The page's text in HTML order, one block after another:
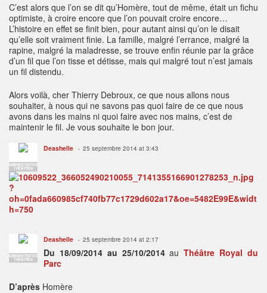
C’est alors que l’on se dit qu’Homère, tout de même, était un fichu
optimiste, à croire encore que l’on pouvait croire encore…
L’histoire en effet se finit bien, pour autant ainsi qu’on le disait
qu’elle soit vraiment finie. La famille, malgré l’errance, malgré la
rapine, malgré la maladresse, se trouve enfin réunie par la grâce
d’un fil que l’on tisse et détisse, mais qui malgré tout n’est jamais
un fil distendu.
Alors voilà, cher Thierry Debroux, ce que nous allons nous
souhaiter, à nous qui ne savons pas quoi faire de ce que nous
avons dans les mains ni quoi faire avec nos mains, c’est de
maintenir le fil. Je vous souhaite le bon jour.
ADMINISTRATEUR
THÉÂTRES
Deashelle 25 septembre 2014 at 3:43
ADMINISTRATEUR
THÉÂTRES
Deashelle 25 septembre 2014 at 2:17
Du 18/09/2014 au 25/10/2014auThéâtre Royal du
Parc
D’après Homère